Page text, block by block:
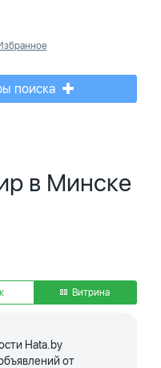
поиска
в Минске
Витрина
Hata.by
от